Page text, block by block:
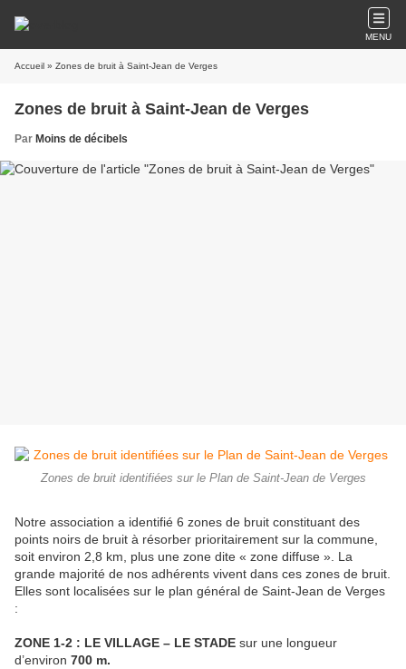
MENU
Accueil » Zones de bruit à Saint-Jean de Verges
Zones de bruit à Saint-Jean de Verges
Par Moins de décibels
Zones de bruit identifiées sur le Plan de Saint-Jean de Verges
Notre association a identifié 6 zones de bruit constituant des
points noirs de bruit à résorber prioritairement sur la commune,
soit environ 2,8 km, plus une zone dite « zone diffuse ». La
grande majorité de nos adhérents vivent dans ces zones de bruit.
Elles sont localisées sur le plan général de Saint-Jean de Verges
:
ZONE 1-2 : LE VILLAGE – LE STADE sur une longueur
d’environ 700 m.